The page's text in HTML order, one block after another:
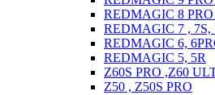
REDMAGIC 8 PRO
REDMAGIC 7 , 7S,
REDMAGIC 6,
REDMAGIC 5, 5R
Z60S PRO ,Z60
Z50 , Z50S PRO